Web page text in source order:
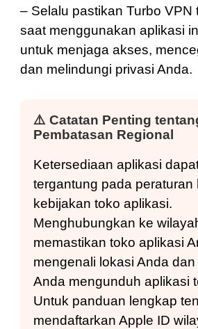
– Selalu pastikan Turbo VPN
saat menggunakan aplikasi
untuk menjaga akses,
dan melindungi privasi Anda.
⚠️ Catatan Penting
Pembatasan Regional
Ketersediaan aplikasi
tergantung pada peraturan
kebijakan toko aplikasi.
Menghubungkan ke
memastikan toko aplikasi
mengenali lokasi Anda
Anda mengunduh aplikasi
Untuk panduan lengkap
mendaftarkan Apple ID